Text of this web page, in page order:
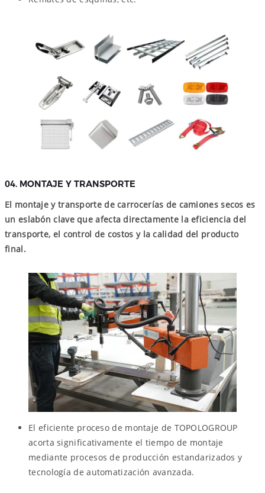
04. MONTAJE Y TRANSPORTE
El montaje y transporte de carrocerías de camiones secos es
un eslabón clave que afecta directamente la eficiencia del
transporte, el control de costos y la calidad del producto
final.
El eficiente proceso de montaje de TOPOLOGROUP
acorta significativamente el tiempo de montaje
mediante procesos de producción estandarizados y
tecnología de automatización avanzada.